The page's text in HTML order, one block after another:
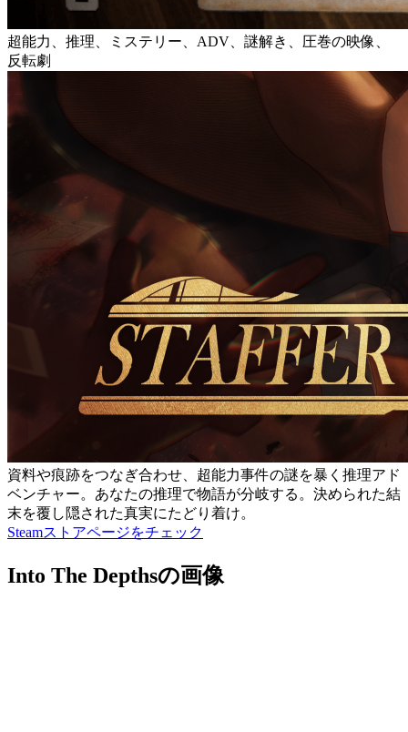
超能力、推理、ミステリー、ADV、謎解き、圧巻の映像、
反転劇
資料や痕跡をつなぎ合わせ、超能力事件の謎を暴く推理アド
ベンチャー。あなたの推理で物語が分岐する。決められた結
末を覆し隠された真実にたどり着け。
Steamストアページをチェック
Into The Depthsの画像